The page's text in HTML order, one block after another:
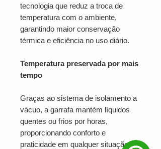
tecnologia que reduz a troca de
temperatura com o ambiente,
garantindo maior conservação
térmica e eficiência no uso diário.
Temperatura preservada por mais
tempo
Graças ao sistema de isolamento a
vácuo, a garrafa mantém líquidos
quentes ou frios por horas,
proporcionando conforto e
praticidade em qualquer situação.